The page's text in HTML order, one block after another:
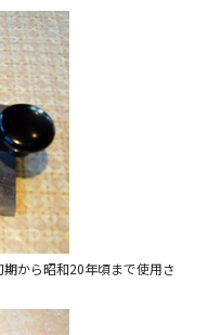
から昭和20年頃まで使用さ